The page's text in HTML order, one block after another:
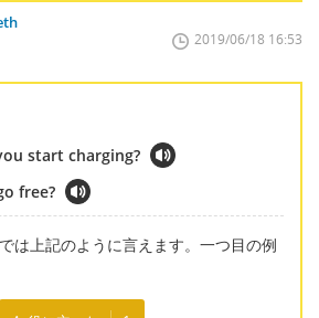
2019/06/18 16:53
start charging?
free?
は上記のように言えます。一つ目の例